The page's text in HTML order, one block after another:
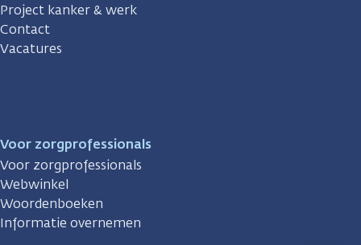
Project kanker & werk
Contact
Vacatures
Voor zorgprofessionals
Voor zorgprofessionals
Webwinkel
Woordenboeken
Informatie overnemen